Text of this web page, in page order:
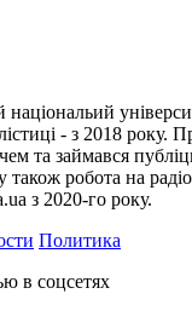
- з 2018 року.
та займався
робота на
з 2020-го року.
Политика
в соцсетях